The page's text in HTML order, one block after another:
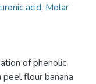
acid, Molar
of phenolic
flour banana